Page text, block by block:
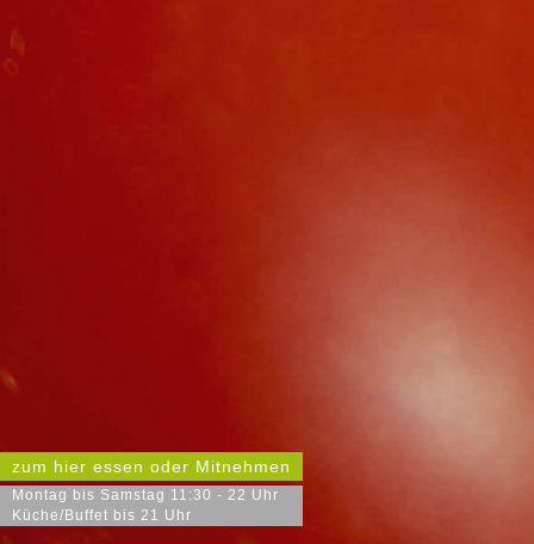
zum hier essen oder Mitnehmen
Montag bis Samstag 11:30 - 22 Uhr
Küche/Buffet bis 21 Uhr